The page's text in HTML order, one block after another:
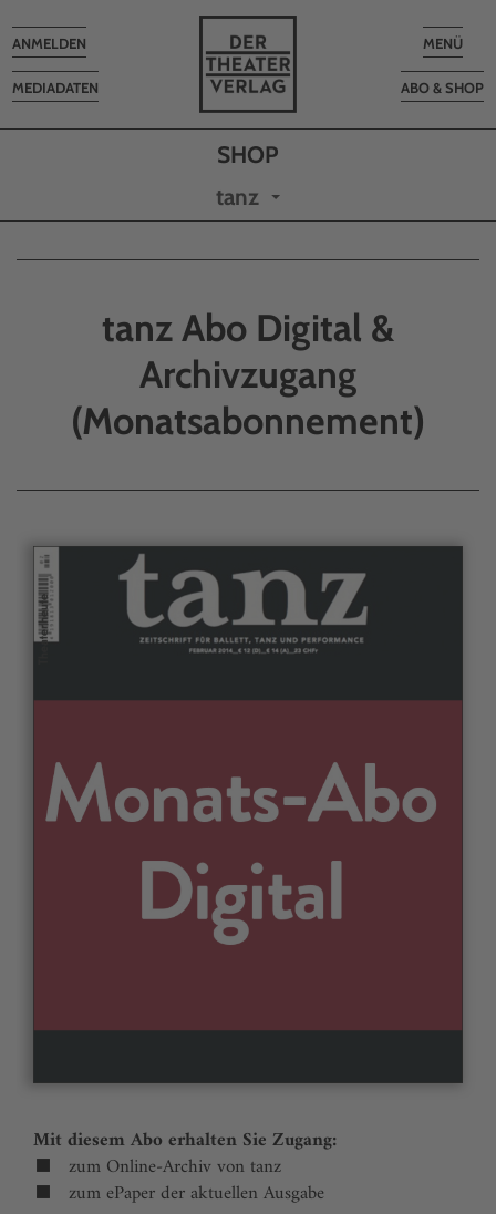
Toggle
MENÜ
ABO & SHOP
MEDIADATEN
Toggle
navigation
ANMELDEN
tanz
tanz Abo Digital &
Archivzugang
(Monatsabonnement)
Mit diesem Abo erhalten Sie Zugang:
zum Online-Archiv von tanz
zum ePaper der aktuellen Ausgabe